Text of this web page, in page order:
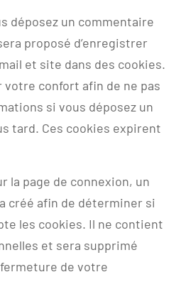
déposez un commentaire
proposé d’enregistrer
et site dans des cookies.
votre confort afin de ne pas
si vous déposez un
tard. Ces cookies expirent
la page de connexion, un
créé afin de déterminer si
les cookies. Il ne contient
et sera supprimé
de votre